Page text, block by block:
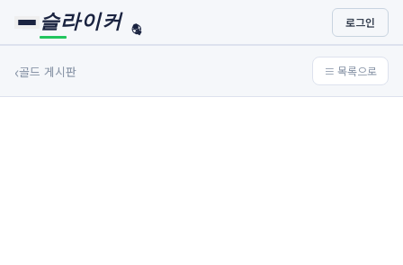
슬라이커 🏀
⚾ 로그인
‹골드 게시판 ≡ 목록으로